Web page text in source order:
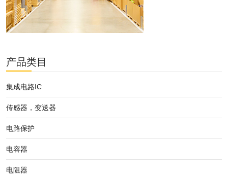
产品类目
集成电路IC
传感器，变送器
电路保护
电容器
电阻器